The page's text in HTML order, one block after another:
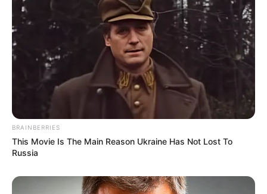
dari jarak jauh atau otonom, namun Arion-SMET dapat pula
mendukung misi tempur jarak dekat. Kendaraan ini memiliki
desain berbasis modularitas untuk mendukung berbagai misi.
(Bayu Pamungkas)
BRAINBERRIES
This Movie Is The Main Reason Ukraine Has Not Lost To
Russia